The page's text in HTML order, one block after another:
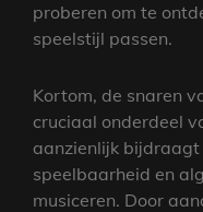
proberen om te
speelstijl passen.
Kortom, de snaren
cruciaal onderdeel
aanzienlijk bijdraagt
speelbaarheid en
musiceren. Door